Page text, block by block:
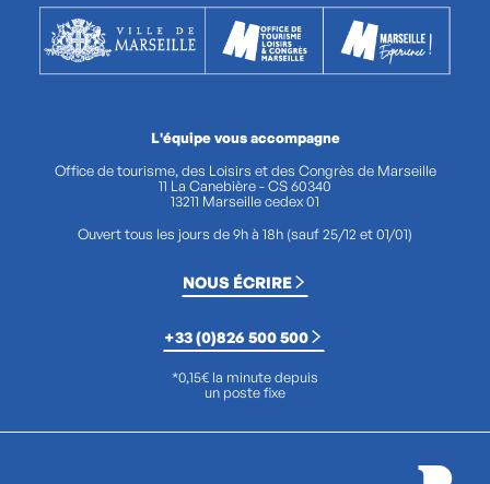
L'équipe vous accompagne
Office de tourisme, des Loisirs et des Congrès de Marseille
11 La Canebière - CS 60340
13211 Marseille cedex 01
Ouvert tous les jours de 9h à 18h (sauf 25/12 et 01/01)
NOUS ÉCRIRE
+33 (0)826 500 500
*0,15€ la minute depuis
un poste fixe